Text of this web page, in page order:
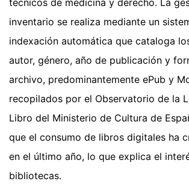
inventario se realiza mediante un
indexación automática que cataloga
autor, género, año de publicación y
archivo, predominantemente ePub y
recopilados por el Observatorio de la
Libro del Ministerio de Cultura de
que el consumo de libros digitales ha
en el último año, lo que explica el
bibliotecas.